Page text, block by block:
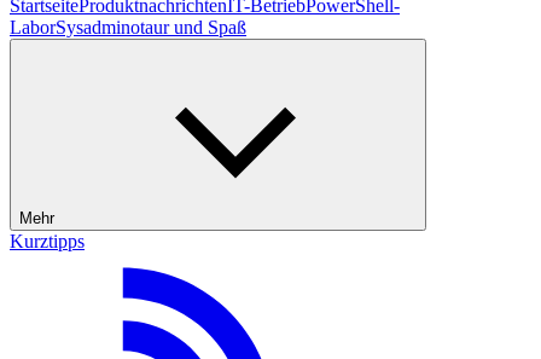
StartseiteProduktnachrichtenIT-BetriebPowerShell-
LaborSysadminotaur und Spaß
Mehr
Kurztipps